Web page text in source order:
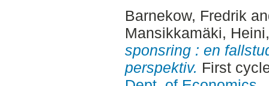
Barnekow, Fredrik
Mansikkamäki, Heini
sponsring : en
perspektiv. First